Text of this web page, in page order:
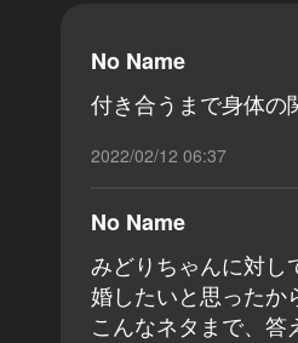
No Name
付き合うまで身体の
2022/02/12 06:37
No Name
みどりちゃんに対
婚したいと思ったか
こんなネタまで、答